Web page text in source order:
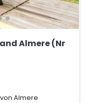
Almere (Nr
Almere